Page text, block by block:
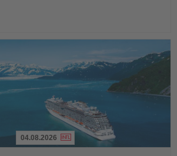
04.08.2026